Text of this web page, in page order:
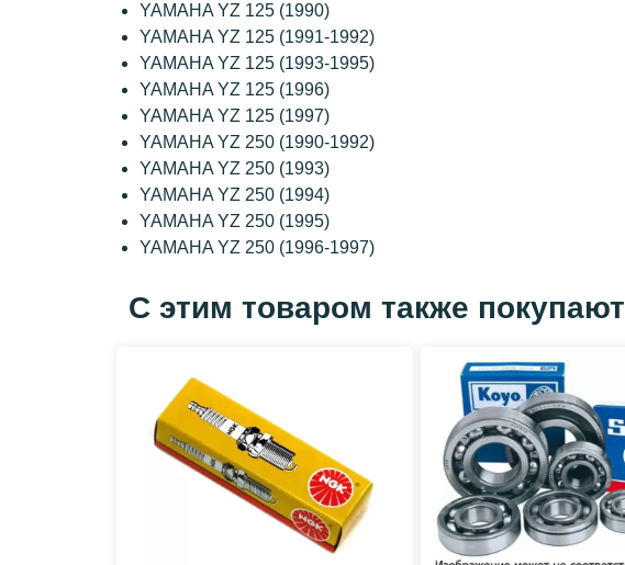
YAMAHA YZ 125 (1990)
YAMAHA YZ 125 (1991-1992)
YAMAHA YZ 125 (1993-1995)
YAMAHA YZ 125 (1996)
YAMAHA YZ 125 (1997)
YAMAHA YZ 250 (1990-1992)
YAMAHA YZ 250 (1993)
YAMAHA YZ 250 (1994)
YAMAHA YZ 250 (1995)
YAMAHA YZ 250 (1996-1997)
С этим товаром также покупают